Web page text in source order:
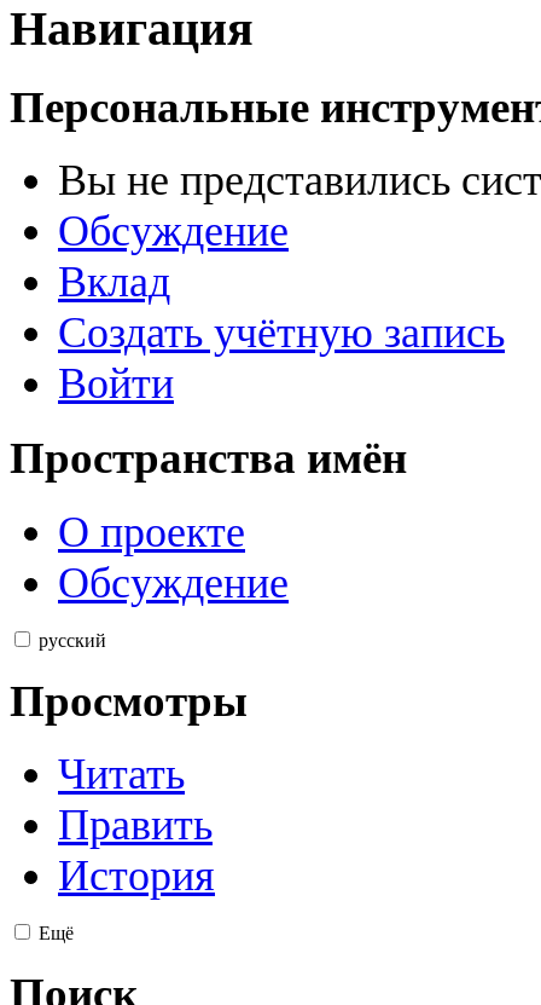
Навигация
Персональные
Вы не представились
Обсуждение
Вклад
Создать учётную запись
Войти
Пространства имён
О проекте
Обсуждение
русский
Просмотры
Читать
Править
История
Ещё
Поиск